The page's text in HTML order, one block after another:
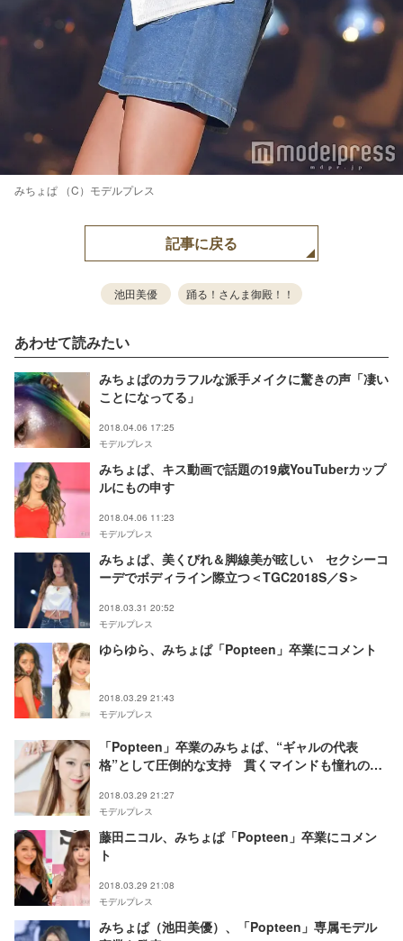
みちょぱ （C）モデルプレス
記事に戻る
池田美優 踊る！さんま御殿！！
あわせて読みたい
みちょぱのカラフルな派手メイクに驚きの声「凄い
ことになってる」
2018.04.06 17:25
モデルプレス
みちょぱ、キス動画で話題の19歳YouTuberカップ
ルにもの申す
2018.04.06 11:23
モデルプレス
みちょぱ、美くびれ＆脚線美が眩しい セクシーコ
ーデでボディライン際立つ＜TGC2018S／S＞
2018.03.31 20:52
モデルプレス
ゆらゆら、みちょぱ「Popteen」卒業にコメント
2018.03.29 21:43
モデルプレス
「Popteen」卒業のみちょぱ、“ギャルの代表
格”として圧倒的な支持 貫くマインドも憧れの的
2018.03.29 21:27
モデルプレス
藤田ニコル、みちょぱ「Popteen」卒業にコメン
ト
2018.03.29 21:08
モデルプレス
みちょぱ（池田美優）、「Popteen」専属モデル